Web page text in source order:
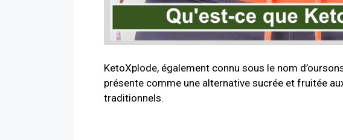
KetoXplode, également connu sous le nom
présente comme une alternative sucrée et fruitée
traditionnels.